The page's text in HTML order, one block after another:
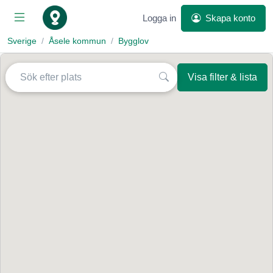
Logga in Skapa konto
Sverige Åsele kommun Bygglov
Visa filter & lista